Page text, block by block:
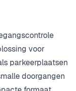
voor
parkeerplaatsen
doorgangen